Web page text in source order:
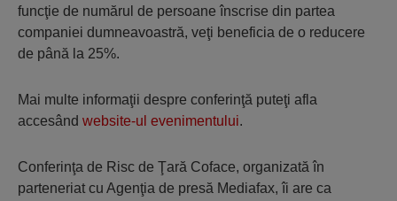
funcţie de numărul de persoane înscrise din partea
companiei dumneavoastră, veţi beneficia de o reducere
de până la 25%.
Mai multe informaţii despre conferinţă puteţi afla
accesând website-ul evenimentului.
Conferinţa de Risc de Ţară Coface, organizată în
parteneriat cu Agenţia de presă Mediafax, îi are ca